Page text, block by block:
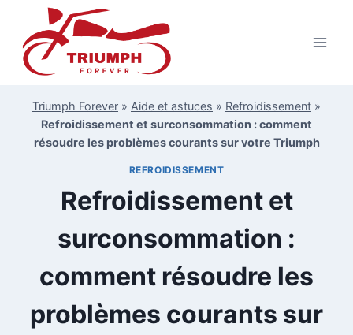
contenu
Triumph Forever » Aide et astuces » Refroidissement »
Refroidissement et surconsommation : comment
résoudre les problèmes courants sur votre Triumph
REFROIDISSEMENT
Refroidissement et
surconsommation :
comment résoudre les
problèmes courants sur